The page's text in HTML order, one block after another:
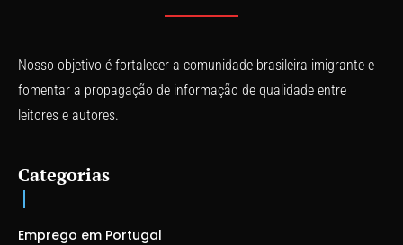
Nosso objetivo é fortalecer a comunidade brasileira imigrante e
fomentar a propagação de informação de qualidade entre
leitores e autores.
Categorias
Emprego em Portugal